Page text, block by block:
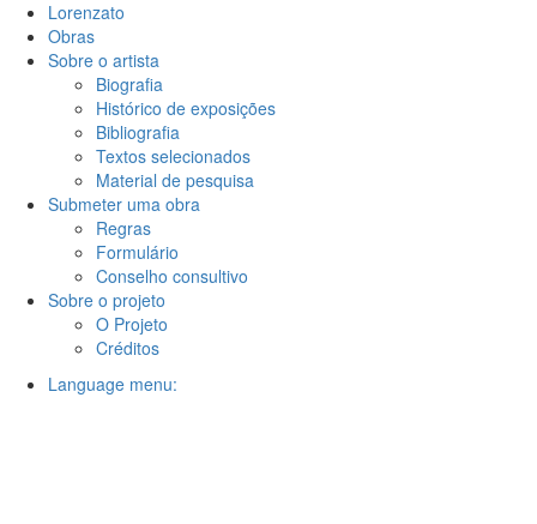
Lorenzato
Obras
Sobre o artista
Biografia
Histórico de exposições
Bibliografia
Textos selecionados
Material de pesquisa
Submeter uma obra
Regras
Formulário
Conselho consultivo
Sobre o projeto
O Projeto
Créditos
Language menu: